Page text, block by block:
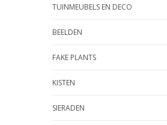
TUINMEUBELS EN DECO
BEELDEN
FAKE PLANTS
KISTEN
SIERADEN